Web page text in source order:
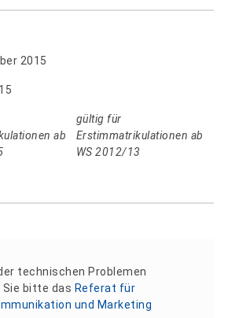
2015
ab
gültig für
Erstimmatrikulationen ab
WS 2012/13
technischen Problemen
bitte das Referat für
und Marketing